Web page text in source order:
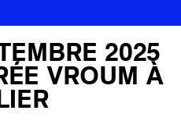
2025
VROUM À